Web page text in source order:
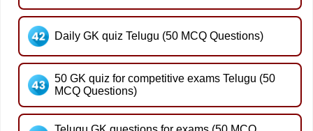
Daily GK quiz Telugu (50 MCQ Questions)
50 GK quiz for competitive exams Telugu (50
MCQ Questions)